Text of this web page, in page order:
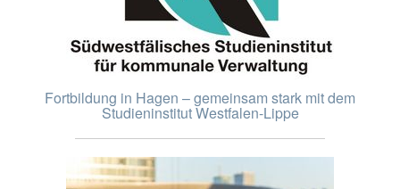
Fortbildung in Hagen – gemeinsam stark mit dem
Studieninstitut Westfalen-Lippe